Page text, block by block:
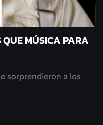
QUE MÚSICA PARA
sorprendieron a los